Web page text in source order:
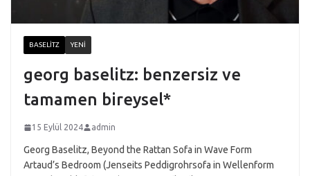
BASELITZ YENI
georg baselitz: benzersiz ve
tamamen bireysel*
15 Eylül 2024 admin
Georg Baselitz, Beyond the Rattan Sofa in Wave Form
Artaud’s Bedroom (Jenseits Peddigrohrsofa in Wellenform